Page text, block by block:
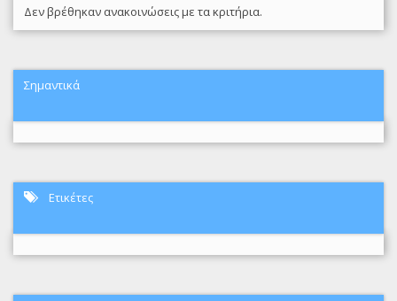
Δεν βρέθηκαν ανακοινώσεις με τα κριτήρια.
Σημαντικά
Ετικέτες